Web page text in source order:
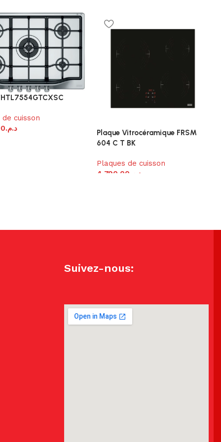
de cuisson
د.م.
Plaque Vitrocéramique FRSM
604 C T BK
Plaques de cuisson
د.م. 4,790.00
Suivez-nous: